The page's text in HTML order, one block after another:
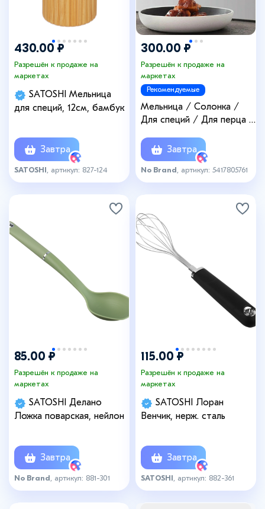
430.00 ₽
Разрешён к продаже на
маркетах
для специй, 12см, бамбук
Завтра
SATOSHI , артикул: 827-124
300.00 ₽
Разрешён к продаже на
маркетах
Рекомендуемые
Мельница / Солонка /
Для специй / Для перца /
Завтра
No Brand , артикул: 5417805761
85.00 ₽
Разрешён к продаже на
маркетах
Ложка поварская, нейлон
Завтра
No Brand , артикул: 881-301
115.00 ₽
Разрешён к продаже на
маркетах
Венчик, нерж. сталь
Завтра
SATOSHI , артикул: 882-361